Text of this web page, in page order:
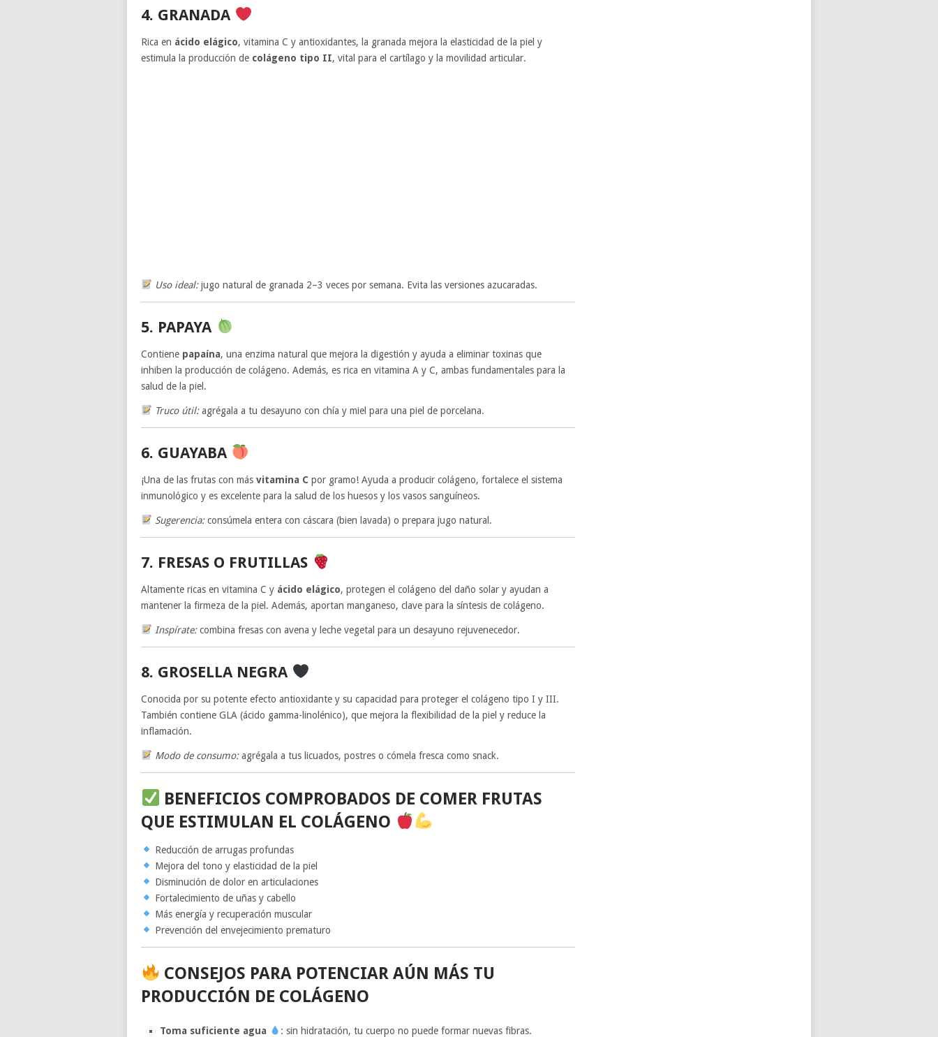
4. GRANADA
Rica en ácido elágico, vitamina C y antioxidantes, la granada mejora la elasticidad de la piel y
estimula la producción de colágeno tipo II, vital para el cartílago y la movilidad articular.
Uso ideal:jugo natural de granada 2–3 veces por semana. Evita las versiones azucaradas.
5. PAPAYA
Contiene papaína, una enzima natural que mejora la digestión y ayuda a eliminar toxinas que
inhiben la producción de colágeno. Además, es rica en vitamina A y C, ambas fundamentales para la
salud de la piel.
Truco útil:agrégala a tu desayuno con chía y miel para una piel de porcelana.
6. GUAYABA
¡Una de las frutas con más vitamina C por gramo! Ayuda a producir colágeno, fortalece el sistema
inmunológico y es excelente para la salud de los huesos y los vasos sanguíneos.
Sugerencia:consúmela entera con cáscara (bien lavada) o prepara jugo natural.
7. FRESAS O FRUTILLAS
Altamente ricas en vitamina C y ácido elágico, protegen el colágeno del daño solar y ayudan a
mantener la firmeza de la piel. Además, aportan manganeso, clave para la síntesis de colágeno.
Inspírate:combina fresas con avena y leche vegetal para un desayuno rejuvenecedor.
8. GROSELLA NEGRA
Conocida por su potente efecto antioxidante y su capacidad para proteger el colágeno tipo I y III.
También contiene GLA (ácido gamma-linolénico), que mejora la flexibilidad de la piel y reduce la
inflamación.
Modo de consumo:agrégala a tus licuados, postres o cómela fresca como snack.
BENEFICIOS COMPROBADOS DE COMER FRUTAS
QUE ESTIMULAN EL COLÁGENO
Reducción de arrugas profundas
Mejora del tono y elasticidad de la piel
Disminución de dolor en articulaciones
Fortalecimiento de uñas y cabello
Más energía y recuperación muscular
Prevención del envejecimiento prematuro
CONSEJOS PARA POTENCIAR AÚN MÁS TU
PRODUCCIÓN DE COLÁGENO
Toma suficiente agua : sin hidratación, tu cuerpo no puede formar nuevas fibras.